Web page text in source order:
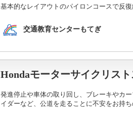
基本的なレイアウトのパイロンコースで反
交通教育センターもてぎ
Hondaモーターサイクリス
発進停止や車体の取り回し、ブレーキやカ
イダーなど、公道を走ることに不安をお持